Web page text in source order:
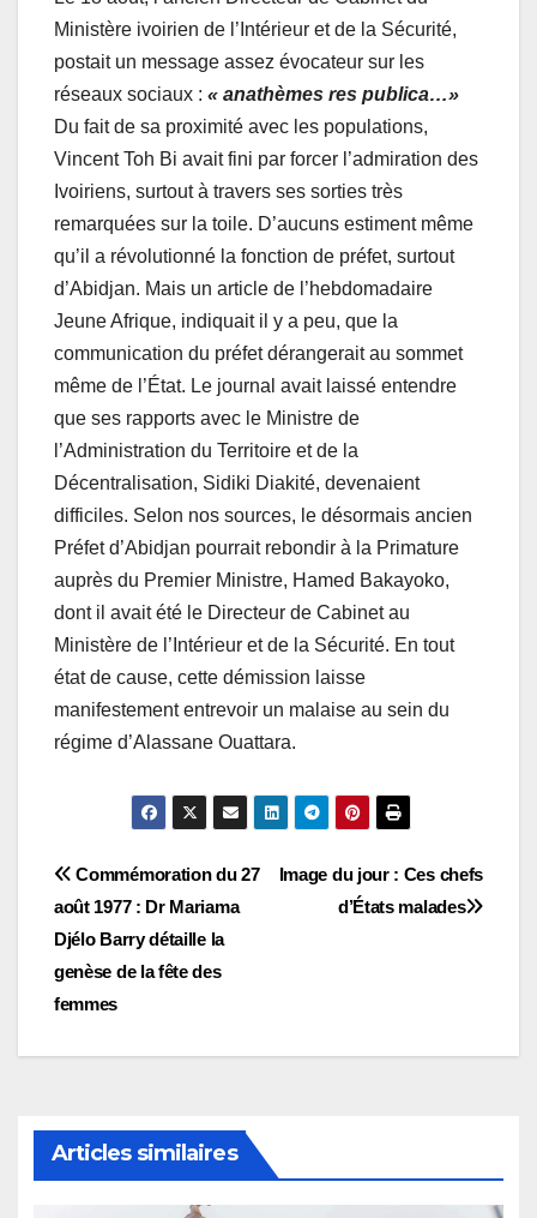
Ministère ivoirien de l’Intérieur et de la Sécurité,
postait un message assez évocateur sur les
réseaux sociaux : « anathèmes res publica…»
Du fait de sa proximité avec les populations,
Vincent Toh Bi avait fini par forcer l’admiration des
Ivoiriens, surtout à travers ses sorties très
remarquées sur la toile. D’aucuns estiment même
qu’il a révolutionné la fonction de préfet, surtout
d’Abidjan. Mais un article de l’hebdomadaire
Jeune Afrique, indiquait il y a peu, que la
communication du préfet dérangerait au sommet
même de l’État. Le journal avait laissé entendre
que ses rapports avec le Ministre de
l’Administration du Territoire et de la
Décentralisation, Sidiki Diakité, devenaient
difficiles. Selon nos sources, le désormais ancien
Préfet d’Abidjan pourrait rebondir à la Primature
auprès du Premier Ministre, Hamed Bakayoko,
dont il avait été le Directeur de Cabinet au
Ministère de l’Intérieur et de la Sécurité. En tout
état de cause, cette démission laisse
manifestement entrevoir un malaise au sein du
régime d’Alassane Ouattara.
Navigation
de
l’article
Image du jour : Ces chefs
d’États malades
Commémoration du 27
août 1977 : Dr Mariama
Djélo Barry détaille la
genèse de la fête des
femmes
Articles similaires